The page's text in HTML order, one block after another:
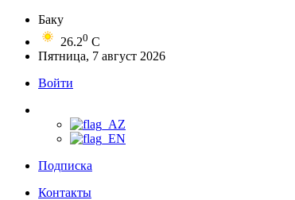
Баку
26.20 C
Пятница, 7 август 2026
Войти
Подписка
Контакты